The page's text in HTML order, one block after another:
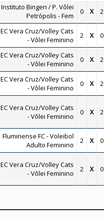
Instituto Bingen / P. Vôlei
Petrópolis - Fem
0 X 2
EC Vera Cruz/Volley Cats
- Vôlei Feminino
2 X 0
EC Vera Cruz/Volley Cats
- Vôlei Feminino
0 X 2
EC Vera Cruz/Volley Cats
- Vôlei Feminino
0 X 2
EC Vera Cruz/Volley Cats
- Vôlei Feminino
0 X 2
Fluminense FC - Voleibol
Adulto Feminino
2 X 0
EC Vera Cruz/Volley Cats
- Vôlei Feminino
2 X 0